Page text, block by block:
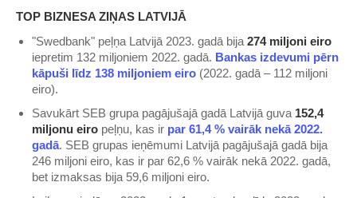
TOP BIZNESA ZIŅAS LATVIJĀ
"Swedbank" peļņa Latvijā 2023. gadā bija 274 miljoni eiro
iepretim 132 miljoniem 2022. gadā. Bankas izdevumi pērn
kāpuši līdz 138 miljoniem eiro (2022. gadā – 112 miljoni
eiro).
Savukārt SEB grupa pagājušajā gadā Latvijā guva 152,4
miljonu eiro peļņu, kas ir par 61,4 % vairāk nekā 2022.
gadā. SEB grupas ieņēmumi Latvijā pagājušajā gadā bija
246 miljoni eiro, kas ir par 62,6 % vairāk nekā 2022. gadā,
bet izmaksas bija 59,6 miljoni eiro.